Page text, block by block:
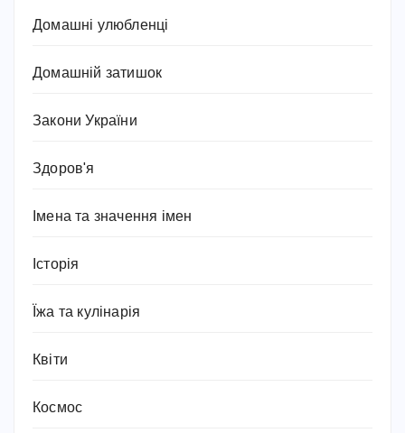
Домашні улюбленці
Домашній затишок
Закони України
Здоров'я
Імена та значення імен
Історія
Їжа та кулінарія
Квіти
Космос